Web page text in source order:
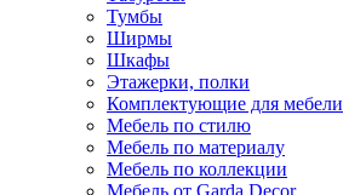
Тумбы
Ширмы
Шкафы
Этажерки, полки
Комплектующие для мебели
Мебель по стилю
Мебель по материалу
Мебель по коллекции
Мебель от Garda Decor